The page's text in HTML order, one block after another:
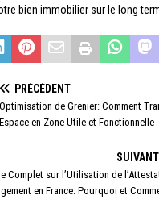
bien immobilier sur le long
PRÉCÉDENT
Optimisation de Grenier: Comment
Espace en Zone Utile et Fonctionnelle
SUIVANT
Complet sur l’Utilisation de
en France: Pourquoi et